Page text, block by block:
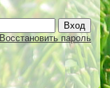
Восстановить пароль